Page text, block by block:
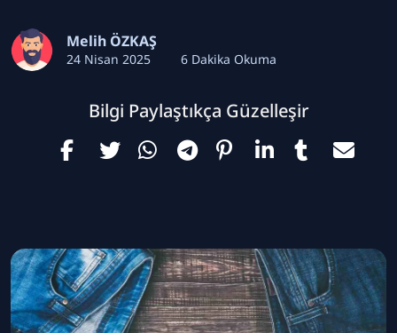
Melih ÖZKAŞ
24 Nisan 2025 6 Dakika Okuma
Bilgi Paylaştıkça Güzelleşir